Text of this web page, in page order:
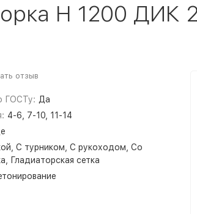
Н 1200 ДИК
отзыв
ГОСТу: Да
4-6, 7-10, 11-14
С турником, С рукоходом, Со
Гладиаторская сетка